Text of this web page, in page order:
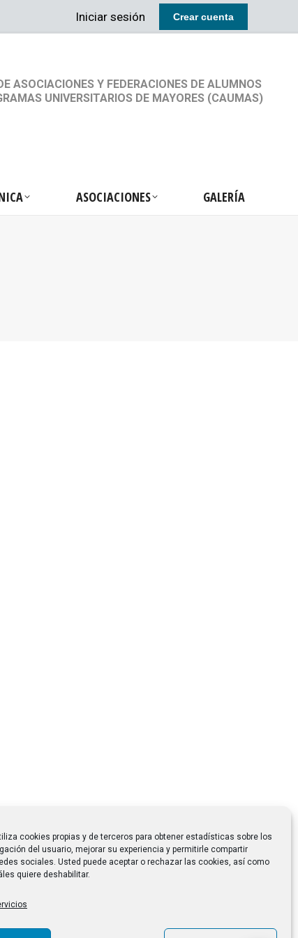
cookies propias y de terceros para obtener estadísticas sobre los
del usuario, mejorar su experiencia y permitirle compartir
sociales. Usted puede aceptar o rechazar las cookies, así como
quiere deshabilitar.
Iniciar sesión Crear cuenta
ASOCIACIONES Y FEDERACIONES DE ALUMNOS
UNIVERSITARIOS DE MAYORES (CAUMAS)
ASOCIACIONES GALERÍA